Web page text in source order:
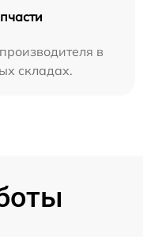
в
складах.